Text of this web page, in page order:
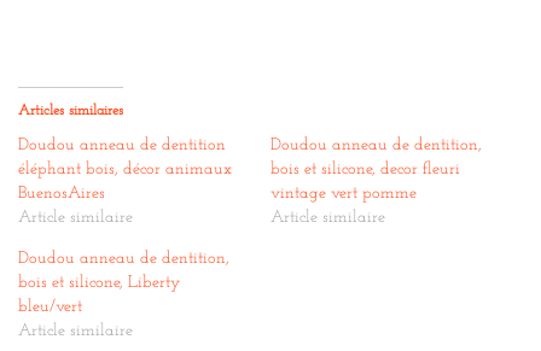
Articles similaires
Doudou anneau de dentition
éléphant bois, décor animaux
BuenosAires
Article similaire
Doudou anneau de dentition,
bois et silicone, decor fleuri
vintage vert pomme
Article similaire
Doudou anneau de dentition,
bois et silicone, Liberty
bleu/vert
Article similaire